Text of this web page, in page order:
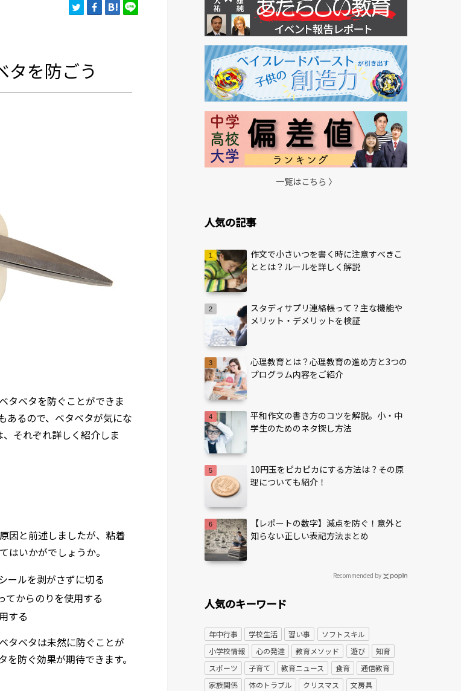
タを防ごう
タベタを防ぐことができま
あるので、ベタベタが気にな
それぞれ詳しく紹介しま
因と前述しましたが、粘着
いかがでしょうか。
ールを剥がさずに切る
てからのりを使用する
する
タベタは未然に防ぐことが
防ぐ効果が期待できます。
一覧はこちら 〉
人気の記事
作文で小さいつを書く時に注意すべきこ
ととは？ルールを詳しく解説
スタディサプリ連絡帳って？主な機能や
メリット・デメリットを検証
心理教育とは？心理教育の進め方と3つの
プログラム内容をご紹介
平和作文の書き方のコツを解説。小・中
学生のためのネタ探し方法
10円玉をピカピカにする方法は？その原
理についても紹介！
【レポートの数字】減点を防ぐ！意外と
知らない正しい表記方法まとめ
Recommended by
人気のキーワード
年中行事 学校生活 習い事
ソフトスキル
小学校情報
心の発達 教育メソッド 遊び
知育
スポーツ
子育て 教育ニュース 食育
通信教育
家族関係
体のトラブル クリスマス
文房具